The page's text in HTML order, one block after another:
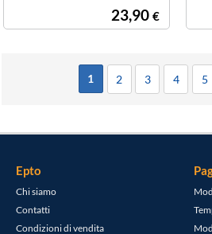
23,90 €
1 2 3 4 5
Epto
Chi siamo
Contatti
Condizioni di vendita